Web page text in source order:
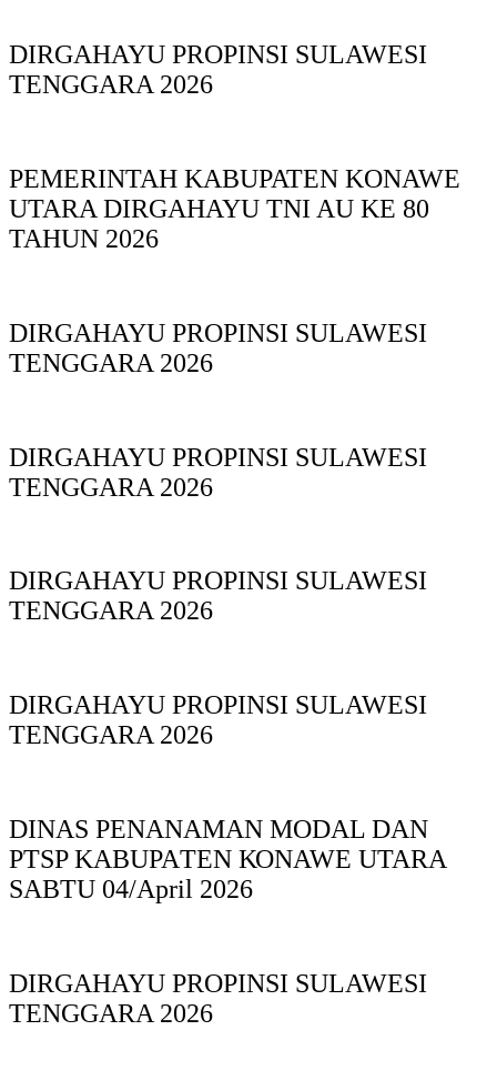
DIRGAHAYU PROPINSI SULAWESI
TENGGARA 2026
PEMERINTAH KABUPATEN KONAWE
UTARA DIRGAHAYU TNI AU KE 80
TAHUN 2026
DIRGAHAYU PROPINSI SULAWESI
TENGGARA 2026
DIRGAHAYU PROPINSI SULAWESI
TENGGARA 2026
DIRGAHAYU PROPINSI SULAWESI
TENGGARA 2026
DIRGAHAYU PROPINSI SULAWESI
TENGGARA 2026
DINAS PΕΝΑΝΑΜAN MODAL DAN
PTSP KABUPAΤΕΝ ΚΟNAWE UTARA
SABTU 04/April 2026
DIRGAHAYU PROPINSI SULAWESI
TENGGARA 2026